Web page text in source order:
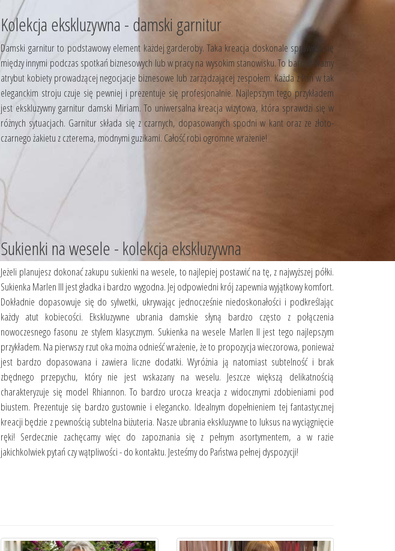
Kolekcja ekskluzywna - damski garnitur
Damski garnitur to podstawowy element każdej garderoby. Taka kreacja doskonale sprawdzi się
między innymi podczas spotkań biznesowych lub w pracy na wysokim stanowisku. To bardzo ważny
atrybut kobiety prowadzącej negocjacje biznesowe lub zarządzającej zespołem. Każda z Pań w tak
eleganckim stroju czuje się pewniej i prezentuje się profesjonalnie. Najlepszym tego przykładem
jest ekskluzywny garnitur damski Miriam. To uniwersalna kreacja wizytowa, która sprawdzi się w
różnych sytuacjach. Garnitur składa się z czarnych, dopasowanych spodni w kant oraz ze złoto-
czarnego żakietu z czterema, modnymi guzikami. Całość robi ogromne wrażenie!
Sukienki na wesele - kolekcja ekskluzywna
Jeżeli planujesz dokonać zakupu sukienki na wesele, to najlepiej postawić na tę, z najwyższej półki.
Sukienka Marlen III jest gładka i bardzo wygodna. Jej odpowiedni krój zapewnia wyjątkowy komfort.
Dokładnie dopasowuje się do sylwetki, ukrywając jednocześnie niedoskonałości i podkreślając
każdy atut kobiecości. Ekskluzywne ubrania damskie słyną bardzo często z połączenia
nowoczesnego fasonu ze stylem klasycznym. Sukienka na wesele Marlen II jest tego najlepszym
przykładem. Na pierwszy rzut oka można odnieść wrażenie, że to propozycja wieczorowa, ponieważ
jest bardzo dopasowana i zawiera liczne dodatki. Wyróżnia ją natomiast subtelność i brak
zbędnego przepychu, który nie jest wskazany na weselu. Jeszcze większą delikatnością
charakteryzuje się model Rhiannon. To bardzo urocza kreacja z widocznymi zdobieniami pod
biustem. Prezentuje się bardzo gustownie i elegancko. Idealnym dopełnieniem tej fantastycznej
kreacji będzie z pewnością subtelna biżuteria. Nasze ubrania ekskluzywne to luksus na wyciągnięcie
ręki! Serdecznie zachęcamy więc do zapoznania się z pełnym asortymentem, a w razie
jakichkolwiek pytań czy wątpliwości - do kontaktu. Jesteśmy do Państwa pełnej dyspozycji!